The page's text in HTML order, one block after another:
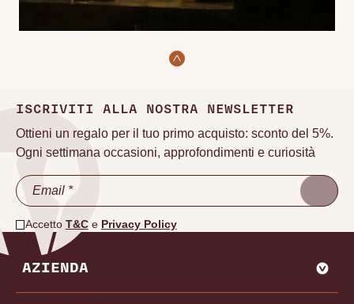
ISCRIVITI ALLA NOSTRA NEWSLETTER
Ottieni un regalo per il tuo primo acquisto: sconto del 5%.
Ogni settimana occasioni, approfondimenti e curiosità
Accetto T&Ce Privacy Policy
AZIENDA
CHI SIAMO